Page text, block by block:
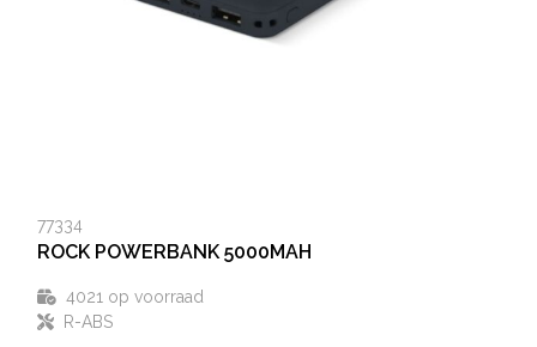
77334
ROCK POWERBANK 5000MAH
4021 op voorraad
R-ABS